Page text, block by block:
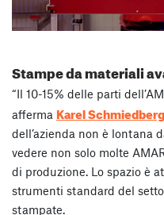
Stampe da materiali
“Il 10-15% delle parti
afferma Karel
dell’azienda non è lontana
vedere non solo molte
di produzione. Lo spazio è
strumenti standard del
stampate.